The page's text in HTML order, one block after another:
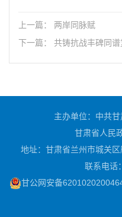
上一篇： 两岸同脉赋
下一篇： 共铸抗战丰碑同谱复兴华章 ——从两岸共同抗战记忆
主办单位：中共
甘肃省人民
地址：甘肃省兰州市城关
联系电话
甘公网安备